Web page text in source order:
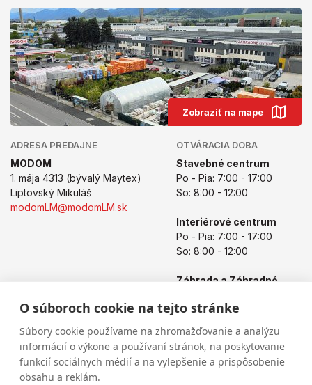
O súboroch cookie na tejto stránke
Súbory cookie používame na zhromažďovanie a analýzu
informácií o výkone a používaní stránok, na poskytovanie
funkcií sociálnych médií a na vylepšenie a prispôsobenie
obsahu a reklám.
Zobraziť na mape
ADRESA PREDAJNE
MODOM
1. mája 4313 (bývalý Maytex)
Liptovský Mikuláš
modomLM@modomLM.sk
OTVÁRACIA DOBA
Stavebné centrum
Po - Pia: 7:00 - 17:00
So: 8:00 - 12:00
Interiérové centrum
Po - Pia: 7:00 - 17:00
So: 8:00 - 12:00
Záhrada a Záhradné
Po - Pia: 8:00 - 17:00
So: 8:00 - 12:00